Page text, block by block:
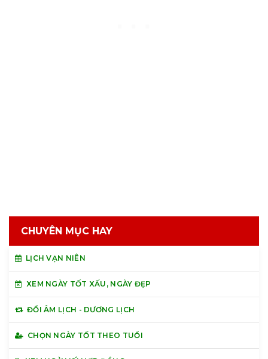
CHUYÊN MỤC HAY
LỊCH VẠN NIÊN
XEM NGÀY TỐT XẤU, NGÀY ĐẸP
ĐỔI ÂM LỊCH - DƯƠNG LỊCH
CHỌN NGÀY TỐT THEO TUỔI